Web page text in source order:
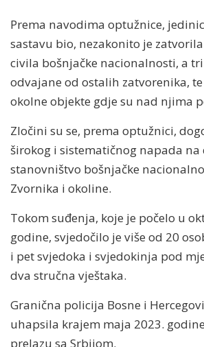
Prema navodima optužnice,
sastavu bio, nezakonito je
civila bošnjačke nacionalnosti, a
odvajane od ostalih zatvorenika,
okolne objekte gdje su nad njima
Zločini su se, prema optužnici,
širokog i sistematičnog napada na
stanovništvo bošnjačke
Zvornika i okoline.
Tokom suđenja, koje je počelo u
godine, svjedočilo je više od 20
i pet svjedoka i svjedokinja pod
dva stručna vještaka.
Granična policija Bosne i
uhapsila krajem maja 2023.
prelazu sa Srbijom.